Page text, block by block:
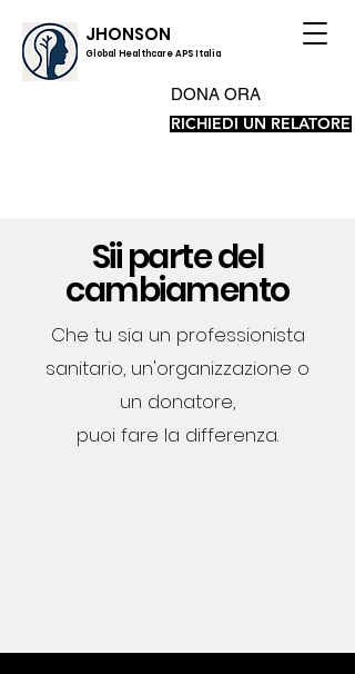
JHONSON
Global Healthcare APS Italia
DONA ORA
RICHIEDI UN RELATORE
Sii parte del
cambiamento
Che tu sia un professionista
sanitario, un'organizzazione o
un donatore,
puoi fare la differenza.